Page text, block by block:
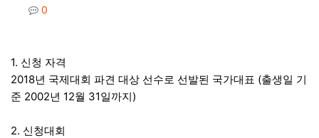
컨텐츠 정보
0
1. 신청 자격
2018년 국제대회 파견 대상 선수로 선발된 국가대표 (출생일 기
준 2002년 12월 31일까지)
2. 신청대회